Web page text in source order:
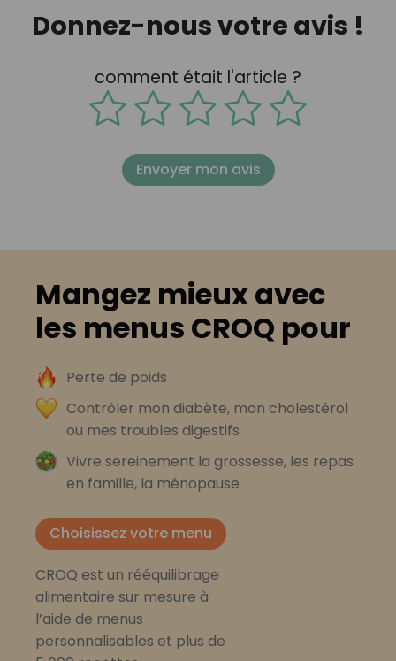
Donnez-nous votre avis !
comment était l'article ?
Envoyer mon avis
Mangez mieux avec
les menus CROQ pour
Perte de poids
Contrôler mon diabète, mon cholestérol
ou mes troubles digestifs
Vivre sereinement la grossesse, les repas
en famille, la ménopause
Choisissez votre menu
CROQ est un rééquilibrage
alimentaire sur mesure à
l’aide de menus
personnalisables et plus de